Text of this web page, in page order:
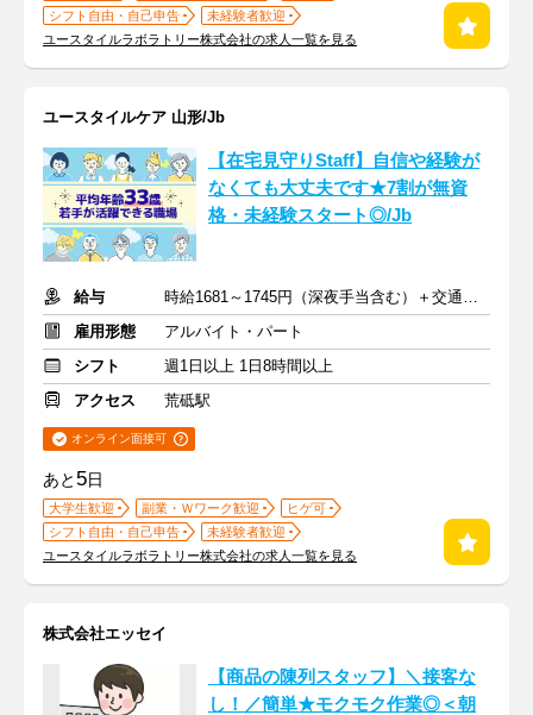
シフト自由・自己申告
未経験者歓迎
ユースタイルラボラトリー株式会社の求人一覧を見る
ユースタイルケア 山形/Jb
【在宅見守りStaff】自信や経験が
なくても大丈夫です★7割が無資
格・未経験スタート◎/Jb
給与
時給1681～1745円（深夜手当含む）＋交通費支給
雇用形態
アルバイト・パート
シフト
週1日以上 1日8時間以上
アクセス
荒砥駅
オンライン面接可
あと 5日
大学生歓迎 副業・Ｗワーク歓迎
ヒゲ可
シフト自由・自己申告
未経験者歓迎
ユースタイルラボラトリー株式会社の求人一覧を見る
株式会社エッセイ
【商品の陳列スタッフ】＼接客な
し！／簡単★モクモク作業◎＜朝